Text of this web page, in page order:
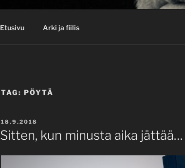
Etusivu Arki ja fiilis
TAG: PÖYTÄ
POSTED
ON
18.9.2018
Sitten, kun minusta aika jättää…